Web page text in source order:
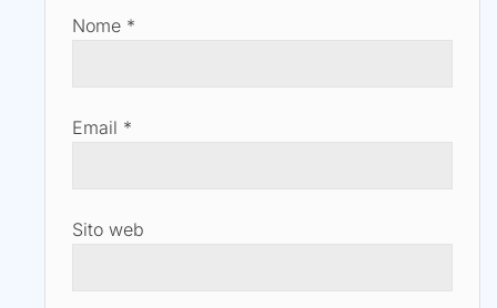
Nome *
Email *
Sito web